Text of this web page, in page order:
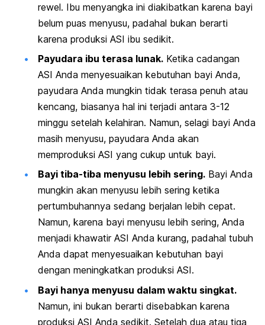
rewel. Ibu menyangka ini diakibatkan karena bayi
belum puas menyusu, padahal bukan berarti
karena produksi ASI ibu sedikit.
Payudara ibu terasa lunak. Ketika cadangan
ASI Anda menyesuaikan kebutuhan bayi Anda,
payudara Anda mungkin tidak terasa penuh atau
kencang, biasanya hal ini terjadi antara 3-12
minggu setelah kelahiran. Namun, selagi bayi Anda
masih menyusu, payudara Anda akan
memproduksi ASI yang cukup untuk bayi.
Bayi tiba-tiba menyusu lebih sering. Bayi Anda
mungkin akan menyusu lebih sering ketika
pertumbuhannya sedang berjalan lebih cepat.
Namun, karena bayi menyusu lebih sering, Anda
menjadi khawatir ASI Anda kurang, padahal tubuh
Anda dapat menyesuaikan kebutuhan bayi
dengan meningkatkan produksi ASI.
Bayi hanya menyusu dalam waktu singkat.
Namun, ini bukan berarti disebabkan karena
produksi ASI Anda sedikit. Setelah dua atau tiga